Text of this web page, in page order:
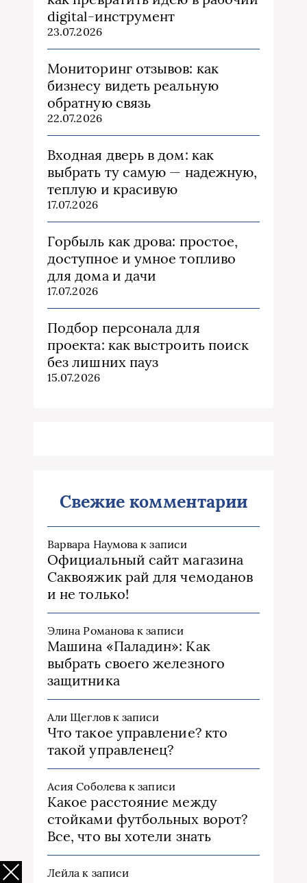
digital-инструмент
23.07.2026
Мониторинг отзывов: как
бизнесу видеть реальную
обратную связь
22.07.2026
Входная дверь в дом: как
выбрать ту самую — надежную,
теплую и красивую
17.07.2026
Горбыль как дрова: простое,
доступное и умное топливо
для дома и дачи
17.07.2026
Подбор персонала для
проекта: как выстроить поиск
без лишних пауз
15.07.2026
Свежие комментарии
Варвара Наумова к записи
Официальный сайт магазина
Саквояжик рай для чемоданов
и не только!
Элина Романова к записи
Машина «Паладин»: Как
выбрать своего железного
защитника
Али Щегловк записи
Что такое управление? кто
такой управленец?
Асия Соболева к записи
Какое расстояние между
стойками футбольных ворот?
Все, что вы хотели знать
Лейла к записи